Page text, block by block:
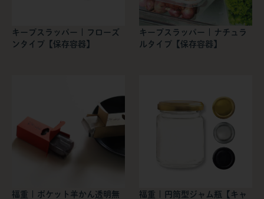
キープスラッパー | フローズ
ンタイプ【保存容器】
キープスラッパー | ナチュラ
ルタイプ【保存容器】
福重 | ポケット羊かん透明無
福重 | 円筒型ジャム瓶【キャ